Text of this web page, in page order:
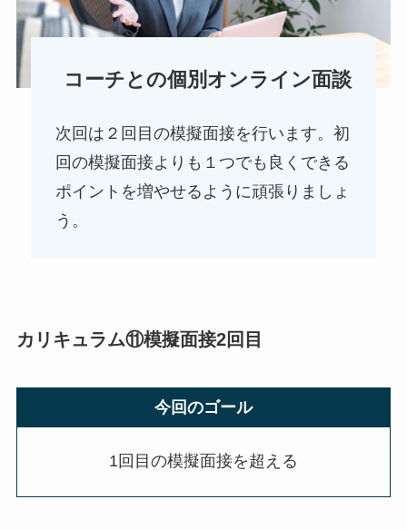
コーチとの個別オンライン面談
次回は２回目の模擬面接を行います。初
回の模擬面接よりも１つでも良くできる
ポイントを増やせるように頑張りましょ
う。
カリキュラム⑪模擬面接2回目
今回のゴール
1回目の模擬面接を超える